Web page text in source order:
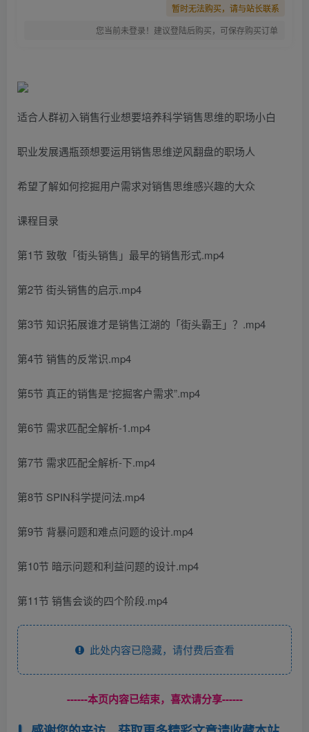
暂时无法购买，请与站长联系
您当前未登录！建议登陆后购买，可保存购买订单
适合人群初入销售行业想要培养科学销售思维的职场小白
职业发展遇瓶颈想要运用销售思维逆风翻盘的职场人
希望了解如何挖掘用户需求对销售思维感兴趣的大众
课程目录
第1节 致敬「街头销售」最早的销售形式.mp4
第2节 街头销售的启示.mp4
第3节 知识拓展谁才是销售江湖的「街头霸王」？.mp4
第4节 销售的反常识.mp4
第5节 真正的销售是“挖掘客户需求”.mp4
第6节 需求匹配全解析-1.mp4
第7节 需求匹配全解析-下.mp4
第8节 SPIN科学提问法.mp4
第9节 背暴问题和难点问题的设计.mp4
第10节 暗示问题和利益问题的设计.mp4
第11节 销售会谈的四个阶段.mp4
此处内容已隐藏，请付费后查看
------本页内容已结束，喜欢请分享------